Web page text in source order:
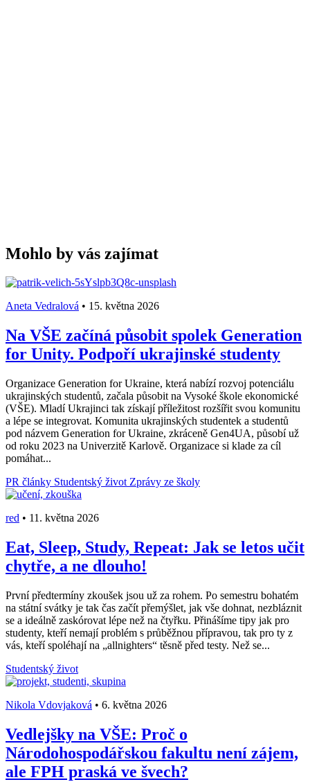
Mohlo by vás zajímat
Aneta Vedralová • 15. května 2026
Na VŠE začíná působit spolek Generation
for Unity. Podpoří ukrajinské studenty
Organizace Generation for Ukraine, která nabízí rozvoj potenciálu
ukrajinských studentů, začala působit na Vysoké škole ekonomické
(VŠE). Mladí Ukrajinci tak získají příležitost rozšířit svou komunitu
a lépe se integrovat. Komunita ukrajinských studentek a studentů
pod názvem Generation for Ukraine, zkráceně Gen4UA, působí už
od roku 2023 na Univerzitě Karlově. Organizace si klade za cíl
pomáhat...
PR články Studentský život Zprávy ze školy
red • 11. května 2026
Eat, Sleep, Study, Repeat: Jak se letos učit
chytře, a ne dlouho!
První předtermíny zkoušek jsou už za rohem. Po semestru bohatém
na státní svátky je tak čas začít přemýšlet, jak vše dohnat, nezbláznit
se a ideálně zaskórovat lépe než na čtyřku. Přinášíme tipy jak pro
studenty, kteří nemají problém s průběžnou přípravou, tak pro ty z
vás, kteří spoléhají na „allnighters“ těsně před testy. Než se...
Studentský život
Nikola Vdovjaková • 6. května 2026
Vedlejšky na VŠE: Proč o
Národohospodářskou fakultu není zájem,
ale FPH praská ve švech?